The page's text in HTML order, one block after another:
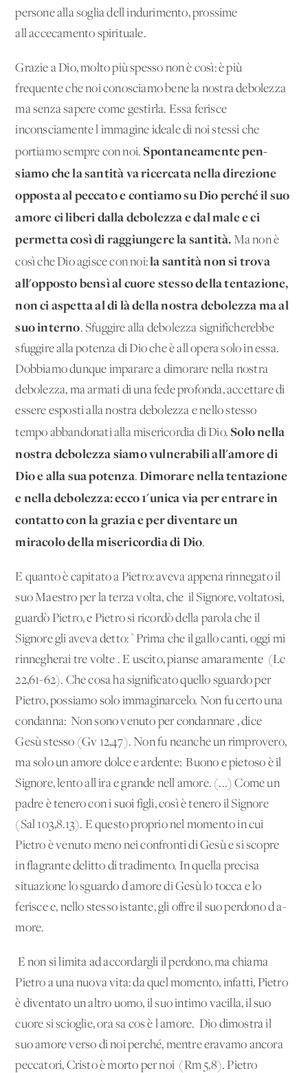
persone alla soglia dell'indurimento, prossi­me
all'accecamento spirituale.
Grazie a Dio, molto più spesso non è così: è più
frequente che noi conosciamo bene la nostra debolezza
ma senza sapere come gestirla. Essa ferisce
inconsciamente l'immagine ideale di noi stessi che
portiamo sempre con noi.Spontaneamente pen­
siamo che la santità va ricercata nella direzione
opposta al pec­cato e contiamo su Dio perché il suo
amore ci liberi dalla debo­lezza e dal male e ci
permetta così di raggiungere la santità. Ma non è
così che Dio agisce con noi:la santità non si trova
all'op­posto bensì al cuore stesso della tentazione,
non ci aspetta al di là della nostra debolezza ma al
suo interno. Sfuggire alla de­bolezza significherebbe
sfuggire alla potenza di Dio che è all'o­pera solo in essa.
Dobbiamo dunque imparare a dimorare nella nostra
debolezza, ma armati di una fede profonda, accettare di
essere esposti alla nostra debolezza e nello stesso
tempo abban­donati alla misericordia di Dio.Solo nella
nostra debolezza sia­mo vulnerabili all'amore di
Dio e alla sua potenza.Dimorare nella tentazione
e nella debolezza: ecco 1'unica via per entrare in
con­tatto con la grazia e per diventare un
miracolo della misericor­dia di Dio.
E quanto è capitato a Pietro: aveva appena rinnegato il
suo Maestro per la terza volta, che 'il Signore, voltatosi,
guardò Pie­tro, e Pietro si ricordò della parola che il
Signore gli aveva det­to: `Prima che il gallo canti, oggi mi
rinnegherai tre volte'. E uscito, pianse amaramente' (Lc
22,61-62). Che cosa ha signifi­cato quello sguardo per
Pietro, possiamo solo immaginarcelo. Non fu certo una
condanna: 'Non sono venuto per condannare', di­ce
Gesù stesso (Gv 12,47). Non fu neanche un rimprovero,
ma solo un amore dolce e ardente: 'Buono e pietoso è il
Signore, lento all'ira e grande nell'amore. (...) Come un
padre è tenero con i suoi figli, così è tenero il Signore'
(Sal 103,8.13). E que­sto proprio nel momento in cui
Pietro è venuto meno nei con­fronti di Gesù e si scopre
in flagrante delitto di tradimento. In quella precisa
situazione lo sguardo d'amore di Gesù lo tocca e lo
ferisce e, nello stesso istante, gli offre il suo perdono d'a­
more.
E non si limita ad accordargli il perdono, ma chiama
Pie­tro a una nuova vita: da quel momento, infatti, Pietro
è diven­tato un altro uomo, il suo intimo vacilla, il suo
cuore si scioglie, ora sa cos'è l'amore. 'Dio dimostra il
suo amore verso di noi perché, mentre eravamo ancora
peccatori, Cristo è morto per noi' (Rm 5,8). Pietro